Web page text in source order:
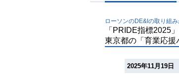
ローソンのDE&Iの取り組
「PRIDE指標2025
東京都の「育業応援
2025年11月19日